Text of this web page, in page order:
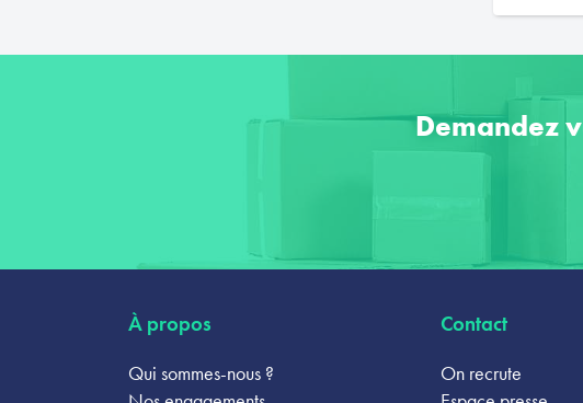
Demandez
À propos
Qui sommes-nous ?
Contact
On recrute